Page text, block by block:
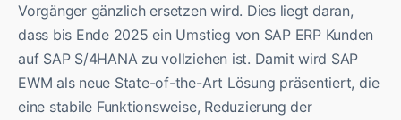
Vorgänger gänzlich ersetzen wird. Dies liegt daran,
dass bis Ende 2025 ein Umstieg von SAP ERP Kunden
auf SAP S/4HANA zu vollziehen ist. Damit wird SAP
EWM als neue State-of-the-Art Lösung präsentiert, die
eine stabile Funktionsweise, Reduzierung der